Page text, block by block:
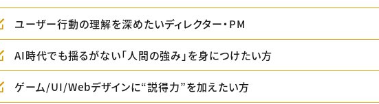
ユーザー行動の理解を深めたいディレクター・PM
AI時代でも揺るがない「人間の強み」を身につけたい方
ゲーム/UI/Webデザインに“説得力”を加えたい方